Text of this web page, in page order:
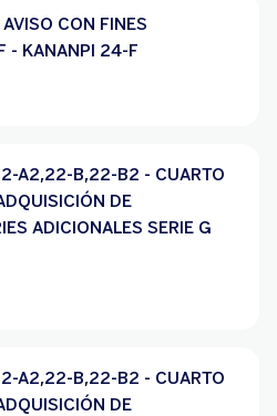
CON FINES
- KANANPI 24-F
A2,22-B,22-B2 - CUARTO
DE
ADICIONALES SERIE G
A2,22-B,22-B2 - CUARTO
DE